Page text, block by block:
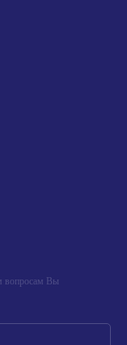
вопросам Вы